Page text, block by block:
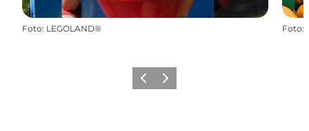
Foto: LEGOLAND® Foto:
ForrigeNæste